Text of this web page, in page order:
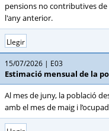
pensions no contributives de
l'any anterior.
Llegir
15/07/2026 E03
Estimació mensual de la
Al mes de juny, la població
amb el mes de maig i